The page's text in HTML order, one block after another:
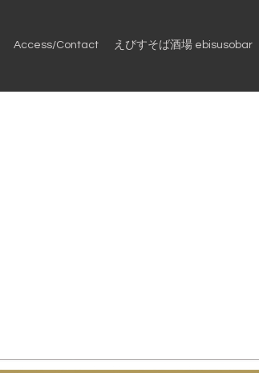
Access/Contact えびすそば酒場 ebisusobar